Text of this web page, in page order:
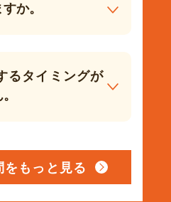
か。
るタイミングが
をもっと見る